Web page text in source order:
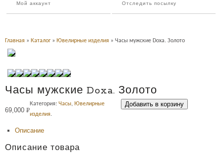
Мой аккаунт Отследить посылку
Главная » Каталог » Ювелирные изделия » Часы мужские Doxa. Золото
Часы мужские Doxa. Золото
69,000 Р
Добавить в корзину
Категория: Часы, Ювелирные
изделия.
Описание
Описание товара